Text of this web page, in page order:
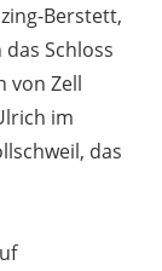
Berstett,
Schloss
von Zell
im
das